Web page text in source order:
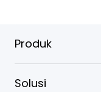
Produk
Solusi